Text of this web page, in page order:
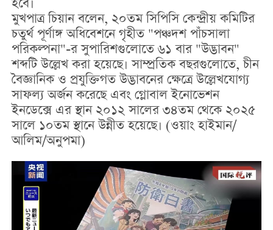
হবে।
মুখপাত্র চিয়ান বলেন, ২০তম সিপিসি কেন্দ্রীয় কমিটির
চতুর্থ পূর্ণাঙ্গ অধিবেশনে গৃহীত "পঞ্চদশ পাঁচসালা
পরিকল্পনা"-র সুপারিশগুলোতে ৬১ বার "উদ্ভাবন"
শব্দটি উল্লেখ করা হয়েছে। সাম্প্রতিক বছরগুলোতে, চীন
বৈজ্ঞানিক ও প্রযুক্তিগত উদ্ভাবনের ক্ষেত্রে উল্লেখযোগ্য
সাফল্য অর্জন করেছে এবং গ্লোবাল ইনোভেশন
ইনডেক্সে এর স্থান ২০১২ সালের ৩৪তম থেকে ২০২৫
সালে ১০তম স্থানে উন্নীত হয়েছে। (ওয়াং হাইমান/
আলিম/অনুপমা)